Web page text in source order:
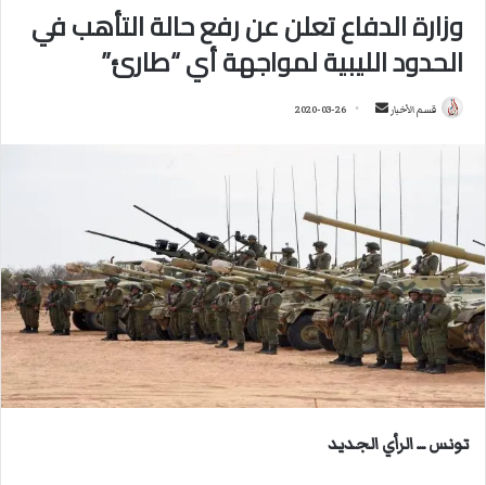
وزارة الدفاع تعلن عن رفع حالة التأهب في
الحدود الليبية لمواجهة أي “طارئ”
قسم الأخبار
ر
ي
د
ا
ل
ك
ر
2020-03-26
تونس ــ الرأي الجديد